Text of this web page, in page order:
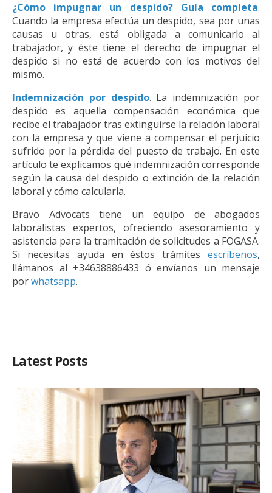
¿Cómo impugnar un despido? Guía completa.
Cuando la empresa efectúa un despido, sea por unas
causas u otras, está obligada a comunicarlo al
trabajador, y éste tiene el derecho de impugnar el
despido si no está de acuerdo con los motivos del
mismo.
Indemnización por despido. La indemnización por
despido es aquella compensación económica que
recibe el trabajador tras extinguirse la relación laboral
con la empresa y que viene a compensar el perjuicio
sufrido por la pérdida del puesto de trabajo. En este
artículo te explicamos qué indemnización corresponde
según la causa del despido o extinción de la relación
laboral y cómo calcularla.
Bravo Advocats tiene un equipo de abogados
laboralistas expertos, ofreciendo asesoramiento y
asistencia para la tramitación de solicitudes a FOGASA.
Si necesitas ayuda en éstos trámites escríbenos,
llámanos al +34638886433 ó envíanos un mensaje
porwhatsapp.
Latest Posts